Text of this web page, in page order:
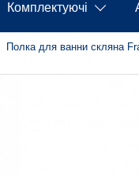
Комплектуючі
Полка для ванни скляна